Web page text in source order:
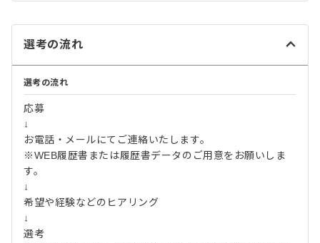
選考の流れ
選考の流れ
応募
↓
お電話・メールにてご連絡いたします。
※WEB履歴書または履歴書データのご用意をお願いしま
す。
↓
希望や経験などのヒアリング
↓
選考